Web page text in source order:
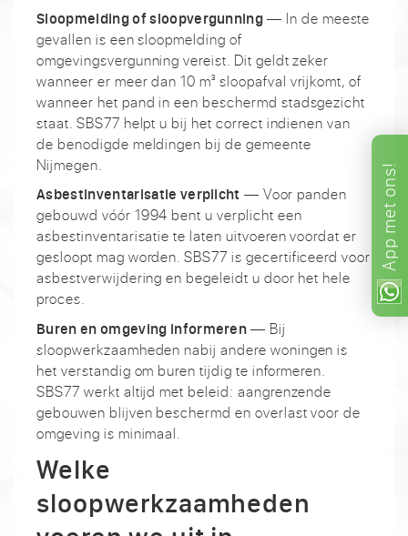
App
met
ons!
Sloopmelding of sloopvergunning — In de meeste
gevallen is een sloopmelding of
omgevingsvergunning vereist. Dit geldt zeker
wanneer er meer dan 10 m³ sloopafval vrijkomt, of
wanneer het pand in een beschermd stadsgezicht
staat. SBS77 helpt u bij het correct indienen van
de benodigde meldingen bij de gemeente
Nijmegen.
Asbestinventarisatie verplicht — Voor panden
gebouwd vóór 1994 bent u verplicht een
asbestinventarisatie te laten uitvoeren voordat er
gesloopt mag worden. SBS77 is gecertificeerd voor
asbestverwijdering en begeleidt u door het hele
proces.
Buren en omgeving informeren — Bij
sloopwerkzaamheden nabij andere woningen is
het verstandig om buren tijdig te informeren.
SBS77 werkt altijd met beleid: aangrenzende
gebouwen blijven beschermd en overlast voor de
omgeving is minimaal.
Welke
sloopwerkzaamheden